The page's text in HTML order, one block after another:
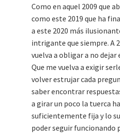
Como en aquel 2009 que
como este 2019 que ha
a este 2020 más
intrigante que siempre. A
vuelva a obligar a no dejar
Que me vuelva a exigir
volver estrujar cada
saber encontrar
a girar un poco la tuerca
suficientemente fija y lo
poder seguir funcionando